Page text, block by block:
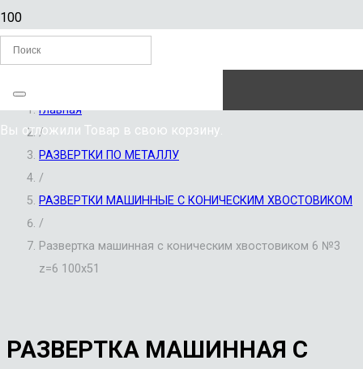
ЗАКАЗАТЬ ЗВОНОК
Вы отложили Товар в свою корзину.
Главная
/
РАЗВЕРТКИ ПО МЕТАЛЛУ
/
РАЗВЕРТКИ МАШИННЫЕ С КОНИЧЕСКИМ ХВОСТОВИКОМ
/
Развертка машинная с коническим хвостовиком 6 №3
z=6 100х51
РАЗВЕРТКА МАШИННАЯ С